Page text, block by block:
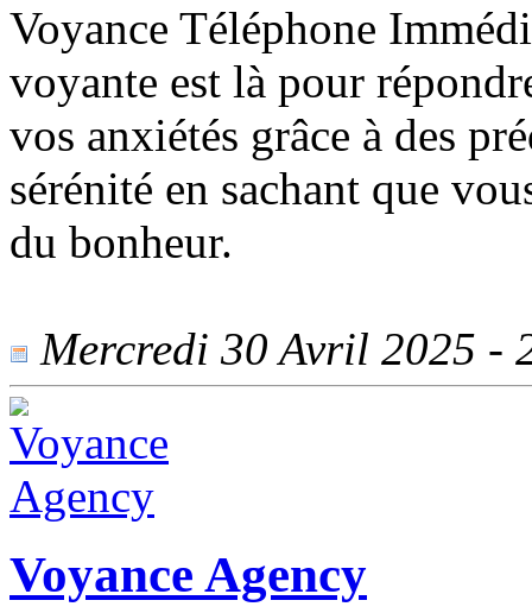
Voyance Téléphone
voyante est là pour
vos anxiétés grâce à des
sérénité en sachant que
du bonheur.
Mercredi 30 Avril 2025 -
Voyance Agency